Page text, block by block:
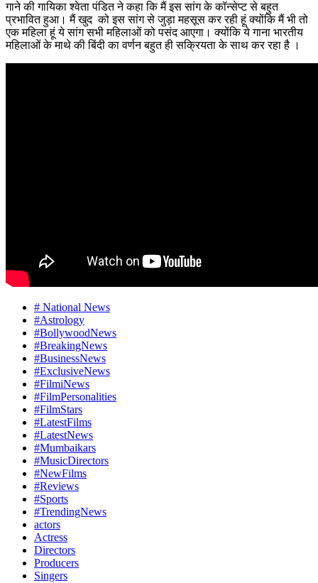
गाने की गायिका श्वेता पंडित ने कहा कि मैं इस सांग के कॉन्सेप्ट से बहुत
प्रभावित हुआ। मैं खुद को इस सांग से जुड़ा महसूस कर रही हूं क्योंकि मैं भी तो
एक महिला हूं ये सांग सभी महिलाओं को पसंद आएगा। क्योंकि ये गाना भारतीय
महिलाओं के माथे की बिंदी का वर्णन बहुत ही सक्रियता के साथ कर रहा है ।
# National News
#Astrology
#BollywoodNews
#BreakingNews
#BusinessNews
#ExclusiveNews
#FilmiNews
#FilmPersonalities
#FilmStars
#LatestFilms
#LatestNews
#Mumbaikars
#MusicDirectors
#NewFilms
#Reviews
#Sports
#TrendingNews
actors
Actress
Directors
Producers
Singers